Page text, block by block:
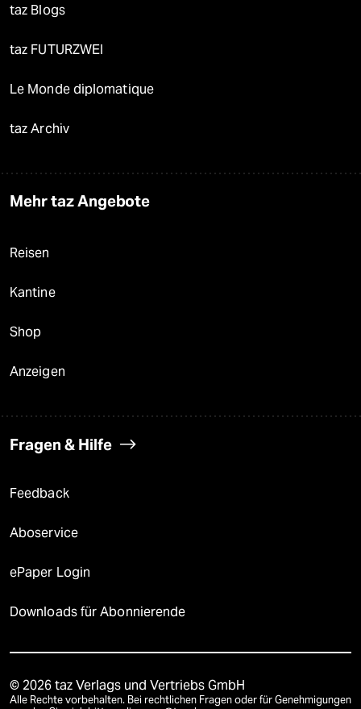
taz Blogs
taz FUTURZWEI
Le Monde diplomatique
taz Archiv
Mehr taz Angebote
Reisen
Kantine
Shop
Anzeigen
Fragen & Hilfe
Feedback
Aboservice
ePaper Login
Downloads für Abonnierende
© 2026 taz Verlags und Vertriebs GmbH
Alle Rechte vorbehalten. Bei rechtlichen Fragen oder für Genehmigungen